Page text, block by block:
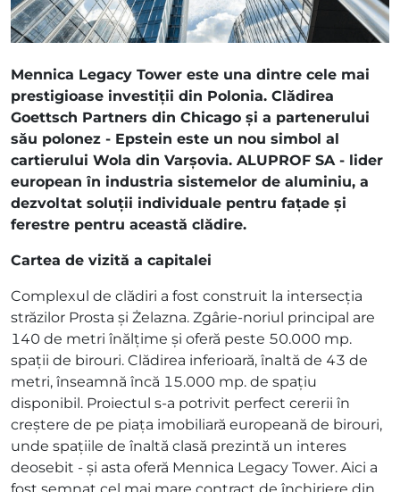
Mennica Legacy Tower este una dintre cele mai
prestigioase investiții din Polonia. Clădirea
Goettsch Partners din Chicago și a partenerului
său polonez - Epstein este un nou simbol al
cartierului Wola din Varșovia. ALUPROF SA - lider
european în industria sistemelor de aluminiu, a
dezvoltat soluții individuale pentru fațade și
ferestre pentru această clădire.
Cartea de vizită a capitalei
Complexul de clădiri a fost construit la intersecția
străzilor Prosta și Żelazna. Zgârie-noriul principal are
140 de metri înălțime și oferă peste 50.000 mp.
spații de birouri. Clădirea inferioară, înaltă de 43 de
metri, înseamnă încă 15.000 mp. de spațiu
disponibil. Proiectul s-a potrivit perfect cererii în
creștere de pe piața imobiliară europeană de birouri,
unde spațiile de înaltă clasă prezintă un interes
deosebit - și asta oferă Mennica Legacy Tower. Aici a